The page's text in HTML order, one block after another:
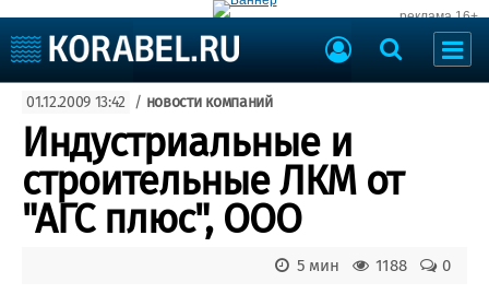
реклама 16+
Судоходство
Судоремонт
События
Пресс-релизы
Порты
Рыболовство
ВМФ
01.12.2009 13:42 / новости компаний
Индустриальные и
строительные ЛКМ от
"АГС плюс", ООО
0
1188
5 мин